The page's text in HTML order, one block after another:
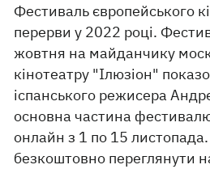
Фестиваль європейського
перерви у 2022 році.
жовтня на майданчику
кінотеатру "Ілюзіон"
іспанського режисера
основна частина
онлайн з 1 по 15
безкоштовно переглянути